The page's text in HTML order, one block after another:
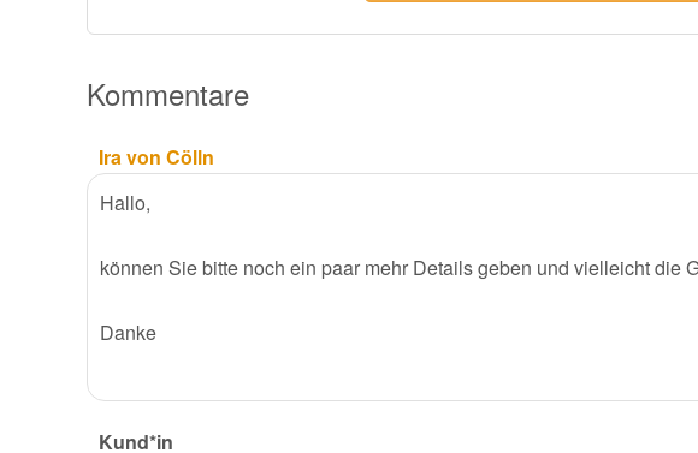
Kommentare
Ira von Cölln
Hallo,
können Sie bitte noch ein paar mehr Details geben und vielleicht die
Danke
Kund*in